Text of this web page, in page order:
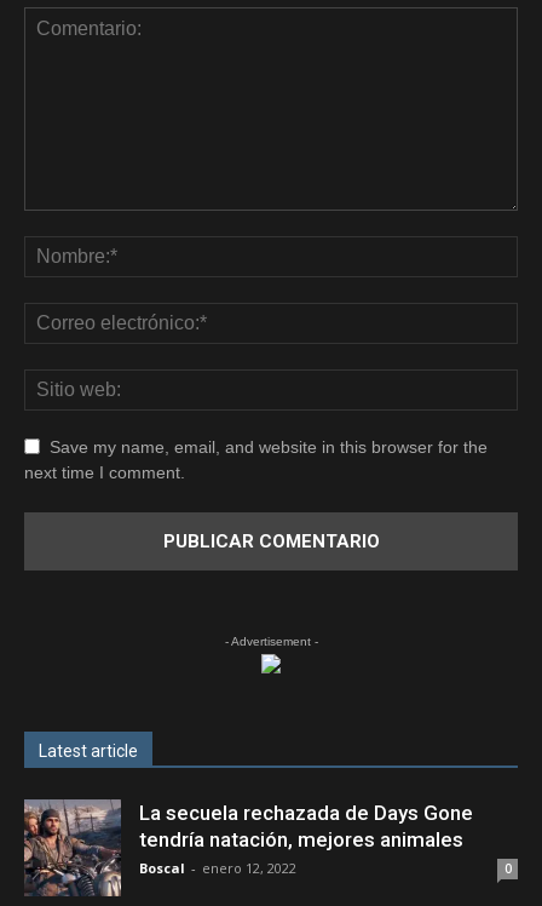
Save my name, email, and website in this browser for the
next time I comment.
- Advertisement -
Latest article
La secuela rechazada de Days Gone
tendría natación, mejores animales
Boscal - enero 12, 2022 0